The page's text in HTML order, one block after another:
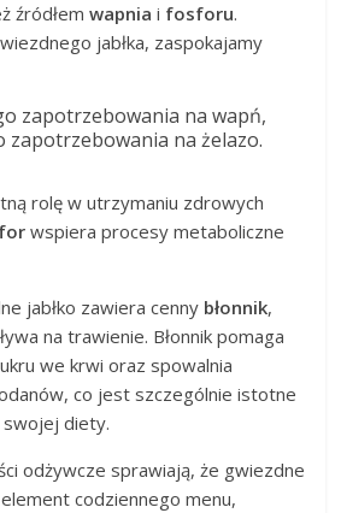
źródłemwapnia i fosforu.
jabłka, zaspokajamy
zapotrzebowania na wapń,
zapotrzebowania na żelazo.
rolę w utrzymaniu zdrowych
wspiera procesy metaboliczne
jabłko zawiera cenny błonnik,
na trawienie. Błonnik pomaga
we krwi oraz spowalnia
co jest szczególnie istotne
swojej diety.
odżywcze sprawiają, że gwiezdne
codziennego menu,